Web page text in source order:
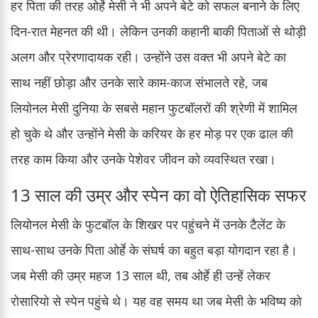
हर पिता की तरह ओर्हे मेसी ने भी अपने बेटे को सफल बनाने के लिए
दिन-रात मेहनत की थी। लेकिन उनकी कहानी बाकी पिताओं से थोड़ी
अलग और प्रेरणादायक रही। उन्होंने उस वक्त भी अपने बेटे का
साथ नहीं छोड़ा और उनके सारे काम-काज संभालते रहे, जब
लियोनल मेसी दुनिया के सबसे महान फुटबॉलरों की श्रेणी में शामिल
हो चुके थे और उन्होंने मेसी के करियर के हर मोड़ पर एक ढाल की
तरह काम किया और उनके पेशेवर जीवन को व्यवस्थित रखा।
13 साल की उम्र और स्पेन का वो ऐतिहासिक सफर
लियोनल मेसी के फुटबॉल के शिखर पर पहुंचने में उनके टैलेंट के
साथ-साथ उनके पिता ओर्हे के संघर्ष का बहुत बड़ा योगदान रहा है।
जब मेसी की उम्र महज 13 साल थी, तब ओर्हे ही उन्हें लेकर
रोसारियो से स्पेन पहुंचे थे। यह वह समय था जब मेसी के भविष्य को